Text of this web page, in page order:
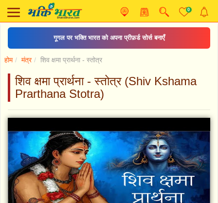
0
गूगल पर भक्ति भारत को अपना प्रीफ़र्ड सोर्स बनाएँ
होम मंत्र शिव क्षमा प्रार्थना - स्तोत्र
शिव क्षमा प्रार्थना - स्तोत्र (Shiv Kshama
Prarthana Stotra)